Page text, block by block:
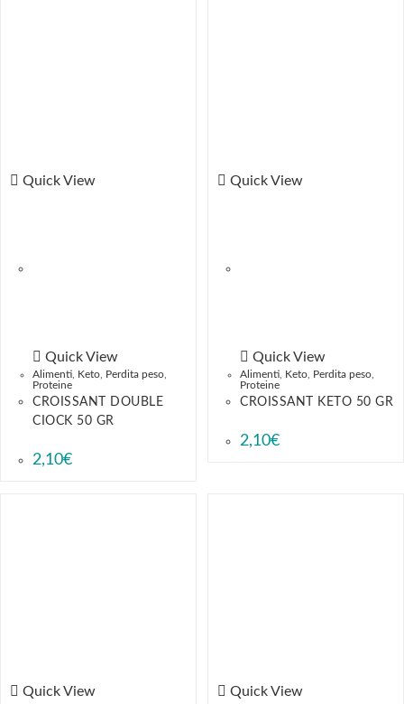
Quick View
Quick View
Alimenti, Keto, Perdita peso,
Proteine
CROISSANT DOUBLE
CIOCK 50 GR
2,10€
Quick View
Quick View
Alimenti, Keto, Perdita peso,
Proteine
CROISSANT KETO 50 GR
2,10€
Quick View Quick View